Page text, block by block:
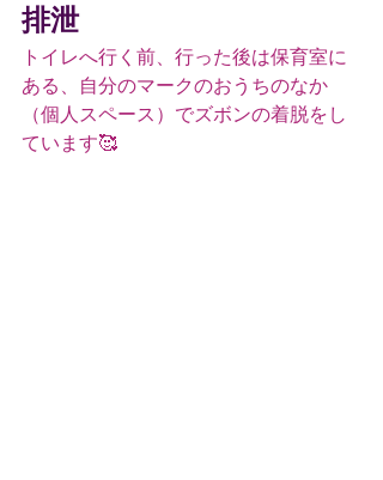
排泄
トイレへ行く前、行った後は保育室に
ある、自分のマークのおうちのなか
（個人スペース）でズボンの着脱をし
ています🥰